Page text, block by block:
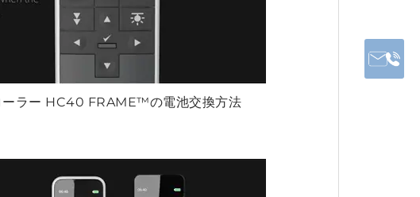
ーラー HC40 FRAME™の電池交換方法